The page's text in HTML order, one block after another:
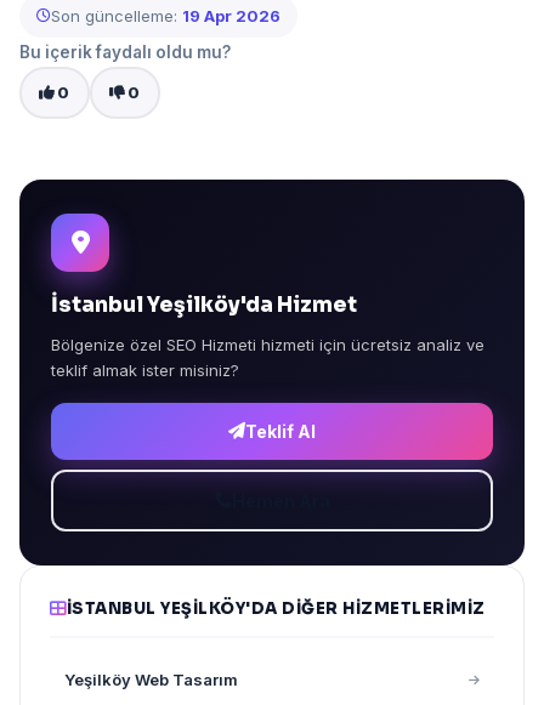
Son güncelleme: 19 Apr 2026
Bu içerik faydalı oldu mu?
0 0
İstanbul Yeşilköy'da Hizmet
Bölgenize özel SEO Hizmeti hizmeti için ücretsiz analiz ve
teklif almak ister misiniz?
Teklif Al
İSTANBUL YEŞILKÖY'DA DIĞER HIZMETLERIMIZ
Yeşilköy Web Tasarım